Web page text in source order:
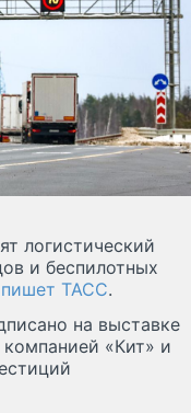
логистический
и беспилотных
пишет ТАСС.
на выставке
«Кит» и